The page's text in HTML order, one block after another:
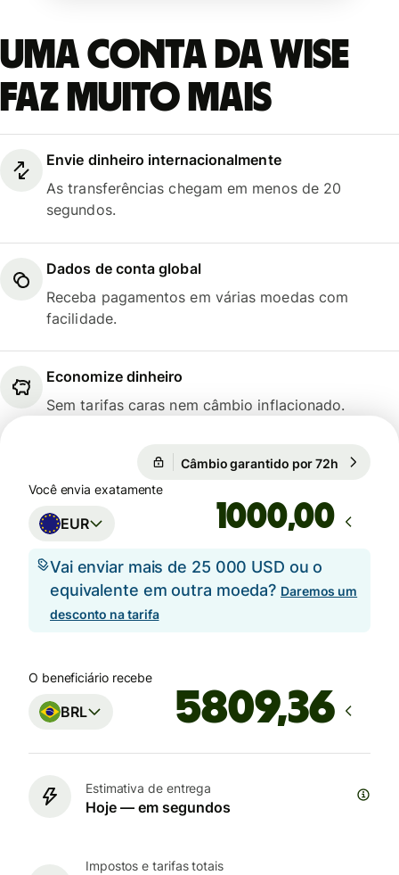
Uma conta da Wise
faz muito mais
Envie dinheiro internacionalmente
As transferências chegam em menos de 20
segundos.
Dados de conta global
Receba pagamentos em várias moedas com
facilidade.
Economize dinheiro
Sem tarifas caras nem câmbio inflacionado.
Câmbio garantido por 72h
Você envia exatamente
EUR ,00
Vai enviar mais de 25 000 USD ou o
equivalente em outra moeda? Daremos um
desconto na tarifa
O beneficiário recebe
BRL
Estimativa de entrega
Hoje — em segundos
Impostos e tarifas totais